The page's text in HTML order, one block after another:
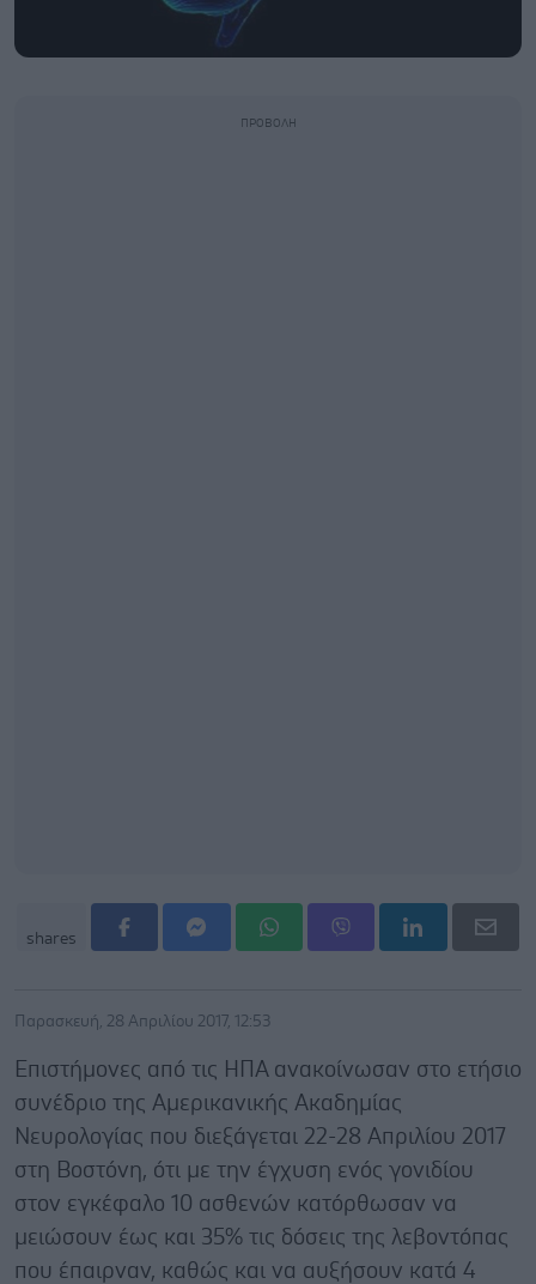
shares
Παρασκευή, 28 Απριλίου 2017, 12:53
Επιστήμονες από τις ΗΠΑ ανακοίνωσαν στο ετήσιο
συνέδριο της Αμερικανικής Ακαδημίας
Νευρολογίας που διεξάγεται 22-28 Απριλίου 2017
στη Βοστόνη, ότι με την έγχυση ενός γονιδίου
στον εγκέφαλο 10 ασθενών κατόρθωσαν να
μειώσουν έως και 35% τις δόσεις της λεβοντόπας
που έπαιρναν, καθώς και να αυξήσουν κατά 4